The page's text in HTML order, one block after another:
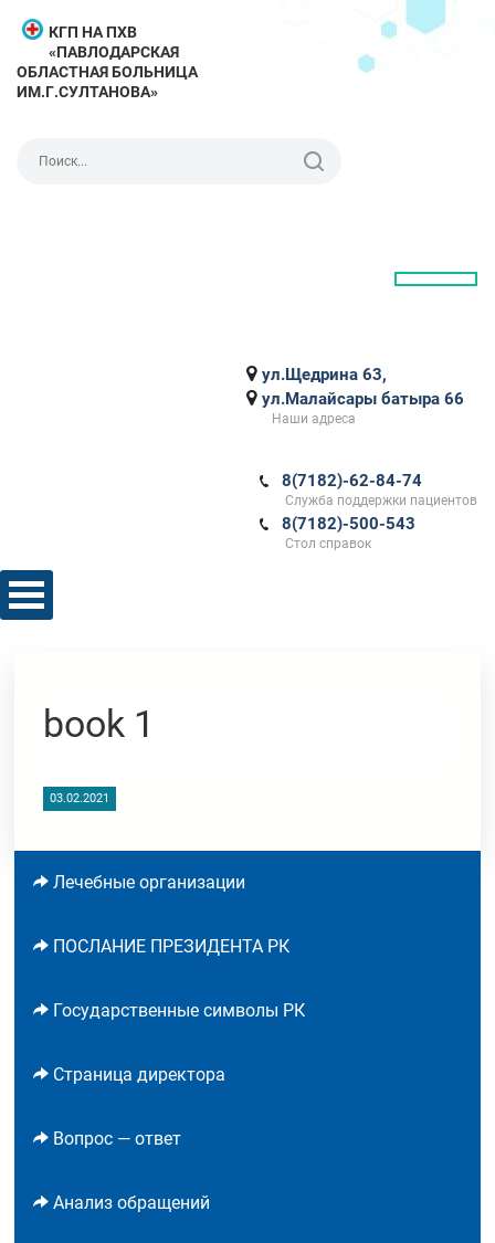
КГП НА ПХВ
«ПАВЛОДАРСКАЯ
ОБЛАСТНАЯ БОЛЬНИЦА
ИМ.Г.СУЛТАНОВА»
ул.Щедрина 63,
ул.Малайсары батыра 66
Наши адреса
8(7182)-62-84-74
Служба поддержки пациентов
8(7182)-500-543
Стол справок
book 1
03.02.2021
Лечебные организации
ПОСЛАНИЕ ПРЕЗИДЕНТА РК
Государственные символы РК
Страница директора
Вопрос — ответ
Анализ обращений